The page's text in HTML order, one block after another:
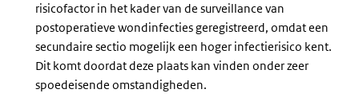
risicofactor in het kader van de surveillance van
postoperatieve wondinfecties geregistreerd, omdat een
secundaire sectio mogelijk een hoger infectierisico kent.
Dit komt doordat deze plaats kan vinden onder zeer
spoedeisende omstandigheden.